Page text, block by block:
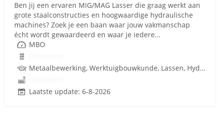
Ben jij een ervaren MIG/MAG Lasser die graag werkt aan
grote staalconstructies en hoogwaardige hydraulische
machines? Zoek je een baan waar jouw vakmanschap
écht wordt gewaardeerd en waar je iedere...
MBO
Metaalbewerking, Werktuigbouwkunde, Lassen, Hydrauliek, Techniek
Laatste update: 6-8-2026